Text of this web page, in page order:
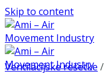
Skip to content
Ventilacijske rešetke /